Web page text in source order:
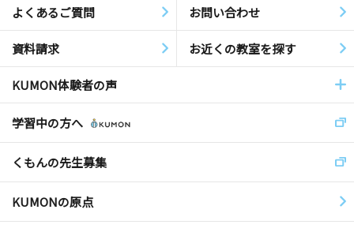
よくあるご質問 お問い合わせ
資料請求 お近くの教室を探す
KUMON体験者の声
学習中の方へ
くもんの先生募集
KUMONの原点